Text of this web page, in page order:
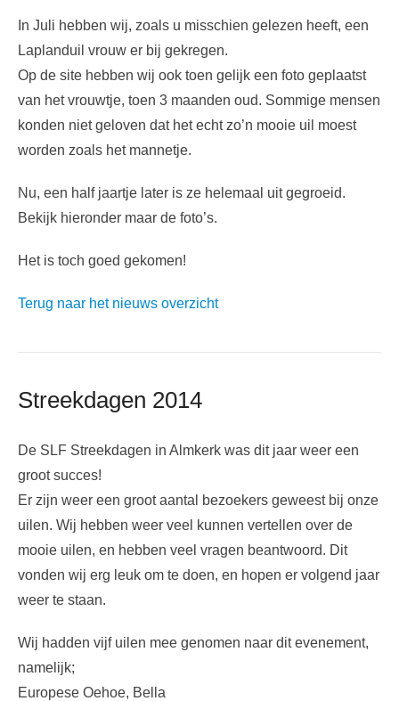
In Juli hebben wij, zoals u misschien gelezen heeft, een
Laplanduil vrouw er bij gekregen.
Op de site hebben wij ook toen gelijk een foto geplaatst
van het vrouwtje, toen 3 maanden oud. Sommige mensen
konden niet geloven dat het echt zo’n mooie uil moest
worden zoals het mannetje.
Nu, een half jaartje later is ze helemaal uit gegroeid.
Bekijk hieronder maar de foto’s.
Het is toch goed gekomen!
Terug naar het nieuws overzicht
Streekdagen 2014
De SLF Streekdagen in Almkerk was dit jaar weer een
groot succes!
Er zijn weer een groot aantal bezoekers geweest bij onze
uilen. Wij hebben weer veel kunnen vertellen over de
mooie uilen, en hebben veel vragen beantwoord. Dit
vonden wij erg leuk om te doen, en hopen er volgend jaar
weer te staan.
Wij hadden vijf uilen mee genomen naar dit evenement,
namelijk;
Europese Oehoe, Bella